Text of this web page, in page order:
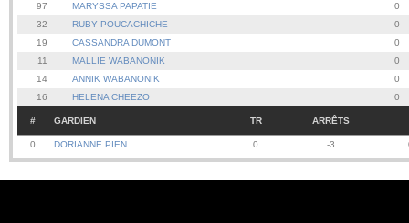
97
MARYSSA PAPATIE
0
32
RUBY POUCACHICHE
0
19
CASSANDRA DUMONT
0
11
MALLIE WABANONIK
0
14
ANNIK WABANONIK
0
16
HELENA CHEEZO 0
# GARDIEN TR ARRÊTS
0 DORIANNE PIEN 0 -3